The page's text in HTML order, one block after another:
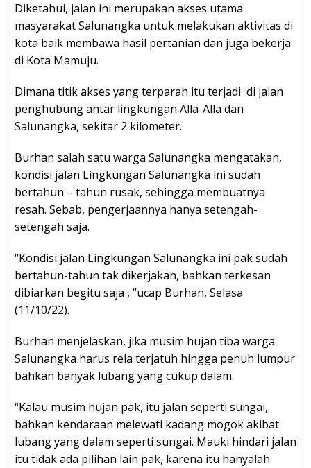
Diketahui, jalan ini merupakan akses utama
masyarakat Salunangka untuk melakukan aktivitas di
kota baik membawa hasil pertanian dan juga bekerja
di Kota Mamuju.
Dimana titik akses yang terparah itu terjadi di jalan
penghubung antar lingkungan Alla-Alla dan
Salunangka, sekitar 2 kilometer.
Burhan salah satu warga Salunangka mengatakan,
kondisi jalan Lingkungan Salunangka ini sudah
bertahun – tahun rusak, sehingga membuatnya
resah. Sebab, pengerjaannya hanya setengah-
setengah saja.
“Kondisi jalan Lingkungan Salunangka ini pak sudah
bertahun-tahun tak dikerjakan, bahkan terkesan
dibiarkan begitu saja , “ucap Burhan, Selasa
(11/10/22).
Burhan menjelaskan, jika musim hujan tiba warga
Salunangka harus rela terjatuh hingga penuh lumpur
bahkan banyak lubang yang cukup dalam.
“Kalau musim hujan pak, itu jalan seperti sungai,
bahkan kendaraan melewati kadang mogok akibat
lubang yang dalam seperti sungai. Mauki hindari jalan
itu tidak ada pilihan lain pak, karena itu hanyalah